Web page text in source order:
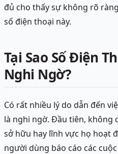
đủ cho thấy sự không rõ
số điện thoại này.
Tại Sao Số Điện
Nghi Ngờ?
Có rất nhiều lý do dẫn đến
là nghi ngờ. Đầu tiên, không
sở hữu hay lĩnh vực họ hoạt
người dùng báo cáo các